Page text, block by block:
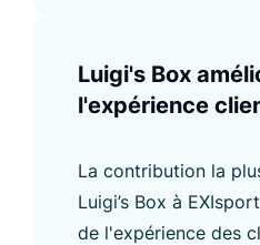
Luigi's Box
l'expérience
La contribution la
Luigi’s Box à
de l'expérience des